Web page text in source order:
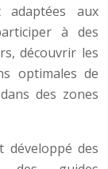
adaptées aux
à des
découvrir les
optimales de
des zones
développé des